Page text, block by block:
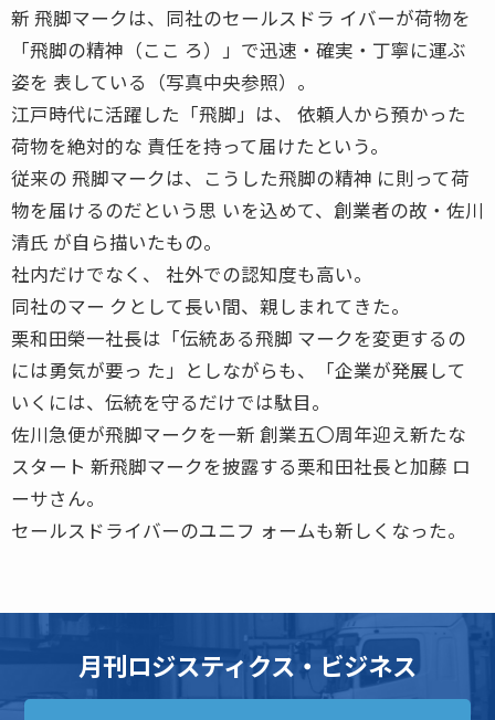
新 飛脚マークは、同社のセールスドラ イバーが荷物を
「飛脚の精神（ここ ろ）」で迅速・確実・丁寧に運ぶ
姿を 表している（写真中央参照）。
江戸時代に活躍した「飛脚」は、 依頼人から預かった
荷物を絶対的な 責任を持って届けたという。
従来の 飛脚マークは、こうした飛脚の精神 に則って荷
物を届けるのだという思 いを込めて、創業者の故・佐川
清氏 が自ら描いたもの。
社内だけでなく、 社外での認知度も高い。
同社のマー クとして長い間、親しまれてきた。
栗和田榮一社長は「伝統ある飛脚 マークを変更するの
には勇気が要っ た」としながらも、「企業が発展して
いくには、伝統を守るだけでは駄目。
佐川急便が飛脚マークを一新 創業五〇周年迎え新たな
スタート 新飛脚マークを披露する栗和田社長と加藤 ロ
ーサさん。
セールスドライバーのユニフ ォームも新しくなった。
月刊ロジスティクス・ビジネス